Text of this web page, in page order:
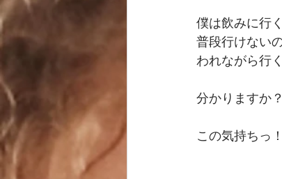
僕は飲みに行
普段行けない
われながら行
分かりますか？
この気持ちっ